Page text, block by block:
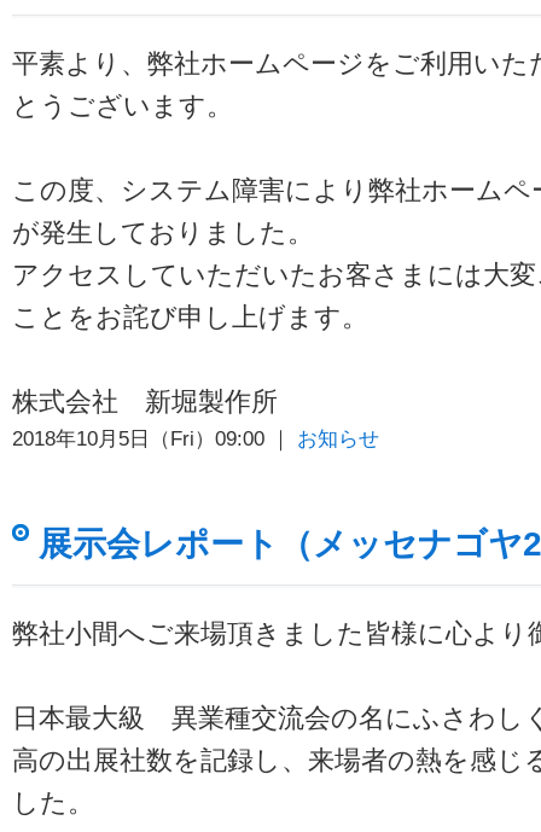
平素より、弊社ホームページをご利用い
とうございます。
この度、システム障害により弊社ホーム
が発生しておりました。
アクセスしていただいたお客さまには大
ことをお詫び申し上げます。
株式会社 新堀製作所
2018年10月5日（Fri）09:00 ｜ お知らせ
展示会レポート（メッセナゴヤ
弊社小間へご来場頂きました皆様に心より
日本最大級 異業種交流会の名にふさわし
高の出展社数を記録し、来場者の熱を感じ
した。